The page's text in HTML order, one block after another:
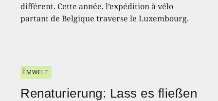
différent. Cette année, l’expédition à vélo
partant de Belgique traverse le Luxembourg.
ËMWELT
Renaturierung: Lass es fließen